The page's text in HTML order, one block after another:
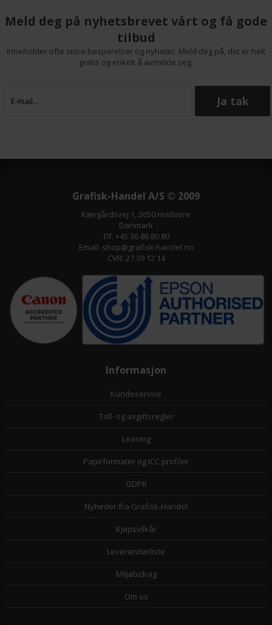
Meld deg på nyhetsbrevet vårt og få gode
tilbud
Inneholder ofte store besparelser og nyheter. Meld deg på, det er helt
gratis og enkelt å avmelde seg.
Grafisk-Handel A/S © 2009
Kærgårdsvej 1, 2650 Hvidovre
Danmark
Tlf. +45 36 86 80 80
Email: shop@grafisk-handel.no
CVR: 27 39 12 14
Informasjon
Kundeservice
Toll- og avgiftsregler
Leasing
Papirformater og ICC profiler
GDPR
Nyheder fra Grafisk-Handel
Kjøpsvilkår
Leverandørliste
Miljøbidrag
Om os